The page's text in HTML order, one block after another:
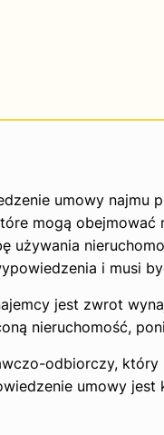
umowy najmu
mogą obejmować
używania
i musi
jest zwrot
nieruchomość,
odbiorczy,
umowy